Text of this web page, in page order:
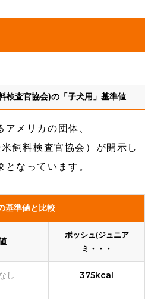
検査官協会)の「子犬用」基準値
メリカの団体、
飼料検査官協会）が開示し
なっています。
基準値と比較
ボッシュ(ジュニア
ミ・・・
し 375kcal